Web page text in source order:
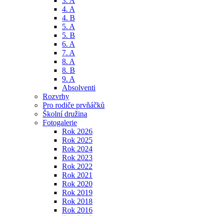
4. A
4. B
5. A
5. B
6. A
7. A
8. A
8. B
9. A
Absolventi
Rozvrhy
Pro rodiče prvňáčků
Školní družina
Fotogalerie
Rok 2026
Rok 2025
Rok 2024
Rok 2023
Rok 2022
Rok 2021
Rok 2020
Rok 2019
Rok 2018
Rok 2016